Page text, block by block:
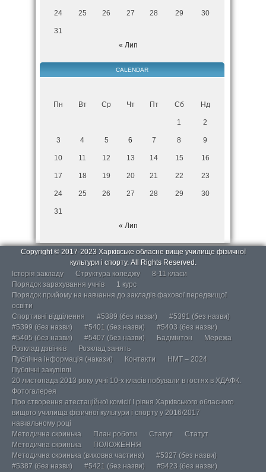
24 25 26 27 28 29 30
31
« Лип
CALENDAR
Пн Вт Ср Чт Пт Сб Нд
1 2
3 4 5 6 7 8 9
10 11 12 13 14 15 16
17 18 19 20 21 22 23
24 25 26 27 28 29 30
31
« Лип
Copyright © 2017-2023 Харківське обласне вище училище фізичної
культури і спорту. All Rights Reserved.
Історія закладу
Структура коледжу
8-11 класи
Порядок зарахування учнів
1 курс
Порядок прийому на навчання до закладів фахової передвищої
освіти
Спортивні відділення
#5389 (без назви)
#5391 (без назви)
#5399 (без назви)
#5401 (без назви)
#5403 (без назви)
#5405 (без назви)
#5407 (без назви) Бадмінтон
Мережа
Розклад дзвінків
Розклад занять
Публічна інформація (накази)
Контакти
НМТ – 2024
Публічні закупівлі
20 листопада 2013 року учні 10-х класів побували в гостях в ХДАФК.
Фотогалерея
Про створення атестаційної комісії І рівня Харківського обласного
вищого училища фізичної культури і спорту у 2016/2017
навчальному році
Методична скринька
План роботи Статут
Статут
Методична скринька
ПОЛОЖЕННЯ
Методична скринька (виховна частина)
#5327 (без назви)
#5387 (без назви)
#5421 (без назви)
#5423 (без назви)